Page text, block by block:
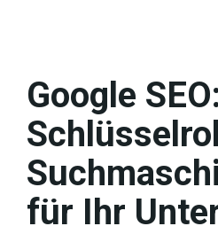
Google
für Ihr